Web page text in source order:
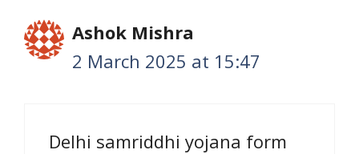
Ashok Mishra
2 March 2025 at 15:47
Delhi samriddhi yojana form